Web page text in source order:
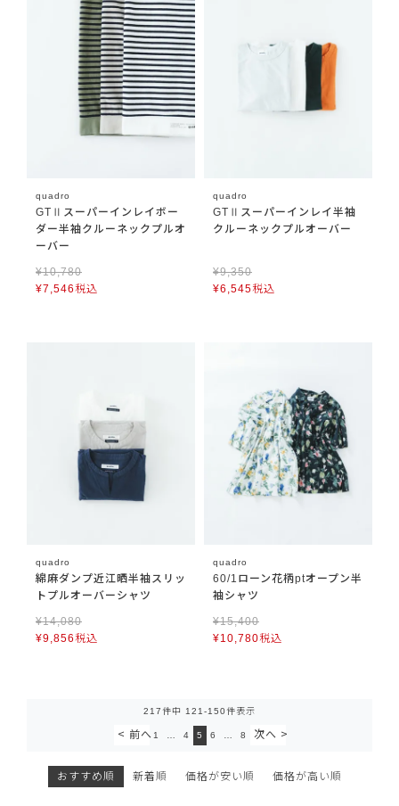
quadro
GTⅡスーパーインレイボー
ダー半袖クルーネックプルオ
ーバー
¥10,780
¥7,546税込
quadro
GTⅡスーパーインレイ半袖
クルーネックプルオーバー
¥9,350
¥6,545税込
quadro
綿麻ダンプ近江晒半袖スリッ
トプルオーバーシャツ
¥14,080
¥9,856税込
quadro
60/1ローン花柄ptオープン半
袖シャツ
¥15,400
¥10,780税込
おすすめ順 新着順 価格が安い順 価格が高い順
217件中 121 -150件表示
1 4 5 6 8